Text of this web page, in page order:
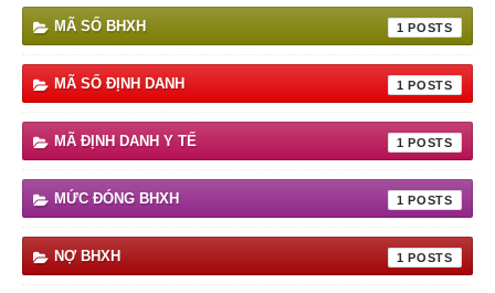
MÃ SỐ BHXH 1
MÃ SỐ ĐỊNH DANH 1
MÃ ĐỊNH DANH Y TẾ 1
MỨC ĐÓNG BHXH 1
NỢ BHXH 1